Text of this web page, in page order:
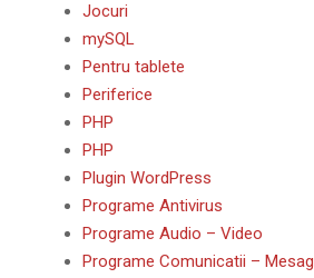
Jocuri
mySQL
Pentru tablete
Periferice
PHP
PHP
Plugin WordPress
Programe Antivirus
Programe Audio – Video
Programe Comunicatii –